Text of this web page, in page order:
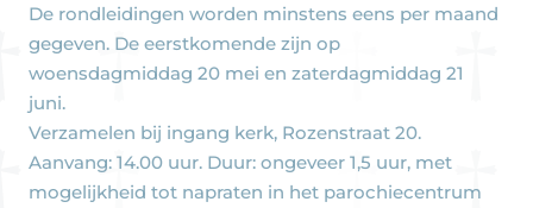
De rondleidingen worden minstens eens per maand
gegeven. De eerstkomende zijn op
woensdagmiddag 20 mei en zaterdagmiddag 21
juni.
Verzamelen bij ingang kerk, Rozenstraat 20.
Aanvang: 14.00 uur. Duur: ongeveer 1,5 uur, met
mogelijkheid tot napraten in het parochiecentrum